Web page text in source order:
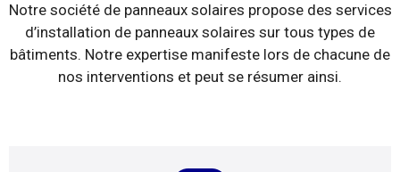
Notre société de panneaux solaires propose des services
d’installation de panneaux solaires sur tous types de
bâtiments. Notre expertise manifeste lors de chacune de
nos interventions et peut se résumer ainsi.